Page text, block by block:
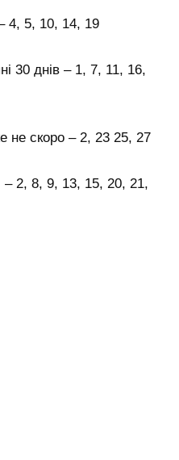
4, 5, 10, 14, 19
30 днів – 1, 7, 11, 16,
не скоро – 2, 23 25, 27
– 2, 8, 9, 13, 15, 20, 21,